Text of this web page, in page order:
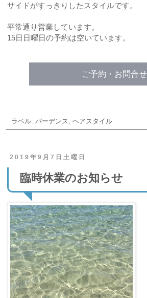
サイドがすっきりしたスタイルです。
平常通り営業しています。
15日日曜日の予約は空いています。
ご予約・お問合せ
ラベル: バーデンス, ヘアスタイル
2019年9月7日土曜日
臨時休業のお知らせ